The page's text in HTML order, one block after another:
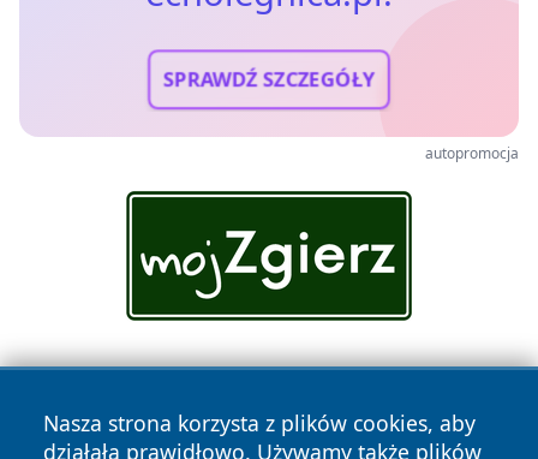
SPRAWDŹ SZCZEGÓŁY
autopromocja
Nasza strona korzysta z plików cookies, aby
działała prawidłowo. Używamy także plików